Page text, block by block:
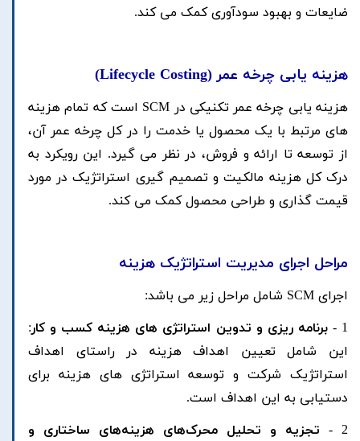
ضایعات و بهبود سودآوری کمک می کند.
هزینه یابی چرخه عمر (
Lifecycle Costing
)
هزینه یابی چرخه عمر تکنیکی در SCM است که تمام هزینه
های مرتبط با یک محصول یا خدمت را در کل چرخه عمر آن،
از توسعه تا ارائه و فروش، در نظر می گیرد. این رویکرد به
درک کل هزینه مالکیت و تصمیم گیری استراتژیک در مورد
قیمت گذاری و طراحی محصول کمک می کند.
مراحل اجرای مدیریت استراتژیک هزینه
اجرای SCM شامل مراحل زیر می باشد:
1 -
برنامه ریزی و تدوین استراتژی های هزینه کسب و کار:
این شامل تعیین اهداف هزینه در راستای اهداف
استراتژیک شرکت و توسعه استراتژی های هزینه برای
دستیابی به این اهداف است.
2 -
تجزیه و تحلیل محرک‌های هزینه‌های ساختاری و